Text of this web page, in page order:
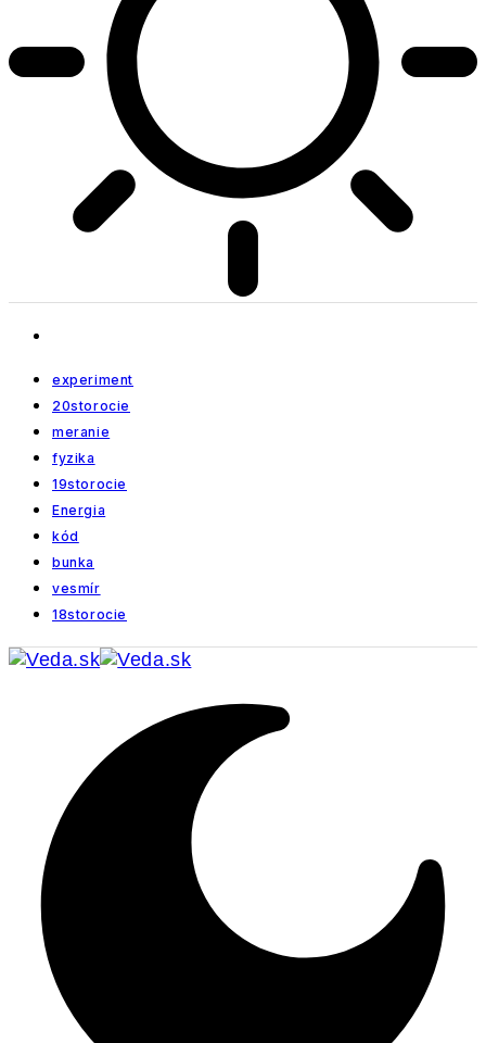
experiment
20storocie
meranie
fyzika
19storocie
Energia
kód
bunka
vesmír
18storocie